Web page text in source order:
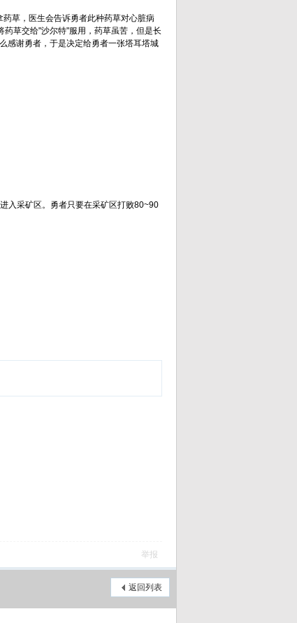
草，医生会告诉勇者此种药草对心脏病
草交给"沙尔特"服用，药草虽苦，但是长
感谢勇者，于是决定给勇者一张塔耳塔城
入采矿区。勇者只要在采矿区打败80~90
举报
返回列表